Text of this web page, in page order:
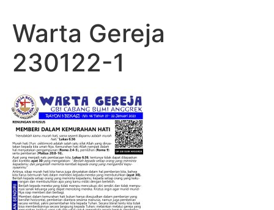
Warta Gereja
230122-1